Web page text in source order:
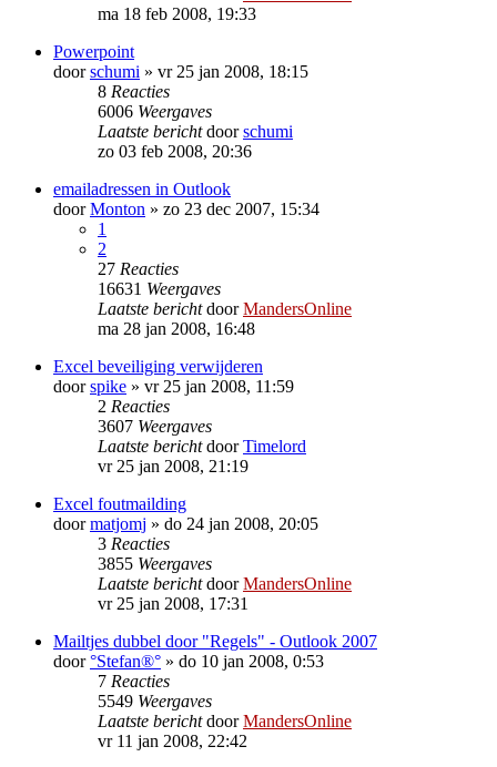
ma 18 feb 2008, 19:33
Powerpoint
doorschumi » vr 25 jan 2008, 18:15
8 Reacties
6006 Weergaves
Laatste berichtdoorschumi
zo 03 feb 2008, 20:36
emailadressen in Outlook
doorMonton » zo 23 dec 2007, 15:34
1
2
27 Reacties
16631 Weergaves
Laatste berichtdoorMandersOnline
ma 28 jan 2008, 16:48
Excel beveiliging verwijderen
doorspike » vr 25 jan 2008, 11:59
2 Reacties
3607 Weergaves
Laatste berichtdoorTimelord
vr 25 jan 2008, 21:19
Excel foutmailding
doormatjomj » do 24 jan 2008, 20:05
3 Reacties
3855 Weergaves
Laatste berichtdoorMandersOnline
vr 25 jan 2008, 17:31
Mailtjes dubbel door "Regels" - Outlook 2007
door°Stefan®° » do 10 jan 2008, 0:53
7 Reacties
5549 Weergaves
Laatste berichtdoorMandersOnline
vr 11 jan 2008, 22:42